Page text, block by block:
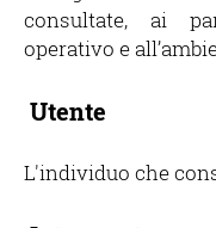
consultate, ai
operativo e
Utente
L'individuo che